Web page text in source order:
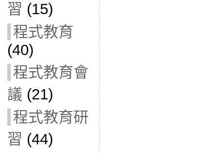
習 (15)
程式教育
(40)
程式教育會
議 (21)
程式教育研
習 (44)